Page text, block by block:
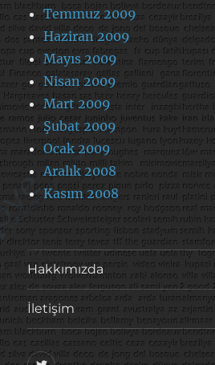
Temmuz 2009
Haziran 2009
Mayıs 2009
Nisan 2009
Mart 2009
Şubat 2009
Ocak 2009
Aralık 2008
Kasım 2008
Hakkımızda
İletişim